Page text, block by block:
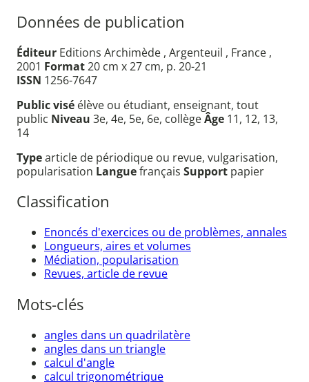
Données de publication
Éditeur Editions Archimède , Argenteuil , France ,
2001 Format20 cm x 27 cm, p. 20-21
ISSN 1256-7647
Public visé élève ou étudiant, enseignant, tout
public Niveau 3e, 4e, 5e, 6e, collègeÂge 11, 12, 13,
14
Typearticle de périodique ou revue, vulgarisation,
popularisation Languefrançais Support papier
Classification
Enoncés d'exercices ou de problèmes, annales
Longueurs, aires et volumes
Médiation, popularisation
Revues, article de revue
Mots-clés
angles dans un quadrilatère
angles dans un triangle
calcul d'angle
calcul trigonométrique